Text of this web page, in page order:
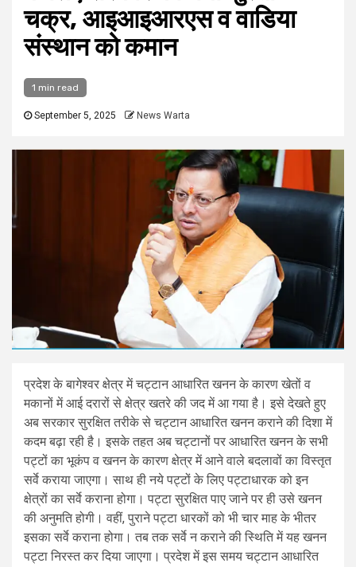
चक्र, आइआइआरएस व वाडिया
संस्थान को कमान
1 min read
September 5, 2025 News Warta
प्रदेश के बागेश्वर क्षेत्र में चट्टान आधारित खनन के कारण खेतों व
मकानों में आई दरारों से क्षेत्र खतरे की जद में आ गया है। इसे देखते हुए
अब सरकार सुरक्षित तरीके से चट्टान आधारित खनन कराने की दिशा में
कदम बढ़ा रही है। इसके तहत अब चट्टानों पर आधारित खनन के सभी
पट्टों का भूकंप व खनन के कारण क्षेत्र में आने वाले बदलावों का विस्तृत
सर्वे कराया जाएगा। साथ ही नये पट्टों के लिए पट्टाधारक को इन
क्षेत्रों का सर्वे कराना होगा। पट्टा सुरक्षित पाए जाने पर ही उसे खनन
की अनुमति होगी। वहीं, पुराने पट्टा धारकों को भी चार माह के भीतर
इसका सर्वे कराना होगा। तब तक सर्वे न कराने की स्थिति में यह खनन
पट्टा निरस्त कर दिया जाएगा। प्रदेश में इस समय चट्टान आधारित